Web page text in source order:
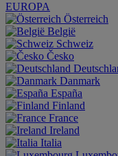
EUROPA
Österreich
België
Schweiz
Česko
Danmark
España
Finland
France
Ireland
Italia